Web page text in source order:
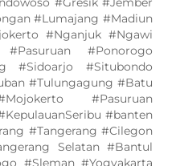
#Lumajang #Madiun
#Nganjuk #Ngawi
#Ponorogo
#Sidoarjo #Situbondo
#Tulungagung #Batu
#Pasuruan
#banten
#Tangerang #Cilegon
Selatan #Bantul